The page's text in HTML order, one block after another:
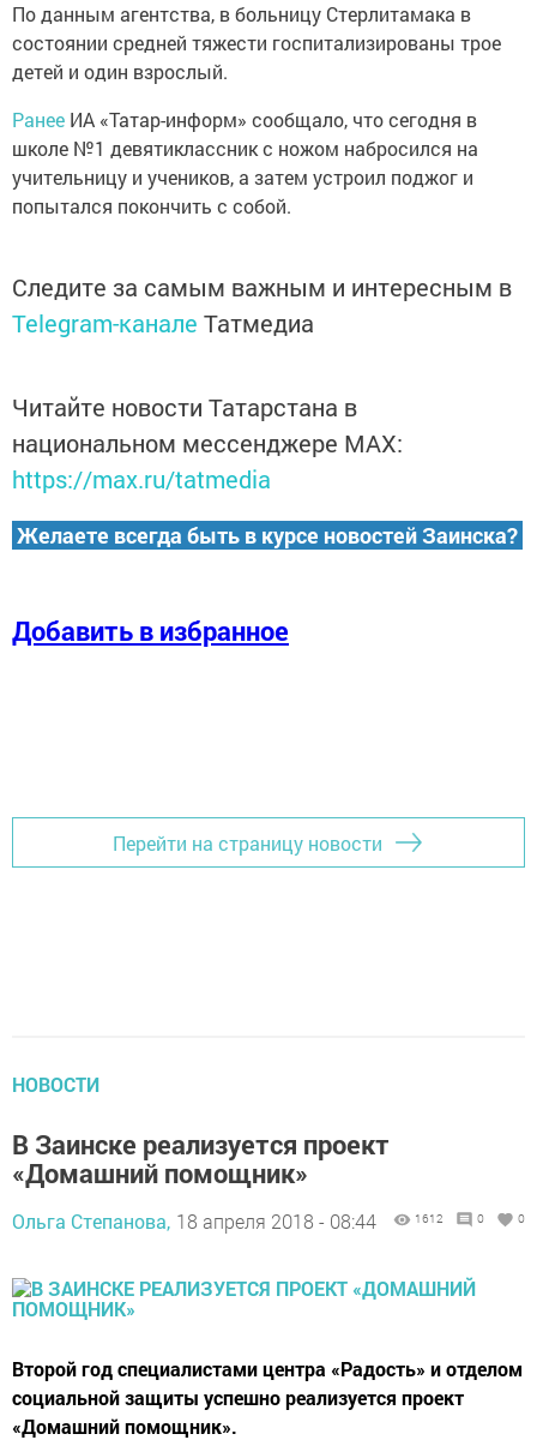
По данным агентства, в больницу Стерлитамака в
состоянии средней тяжести госпитализированы трое
детей и один взрослый.
Ранее ИА «Татар-информ» сообщало, что сегодня в
школе №1 девятиклассник с ножом набросился на
учительницу и учеников, а затем устроил поджог и
попытался покончить с собой.
Следите за самым важным и интересным в
Telegram-канале Татмедиа
Читайте новости Татарстана в
национальном мессенджере MАХ:
https://max.ru/tatmedia
Желаете всегда быть в курсе новостей Заинска?
Добавить в избранное
Перейти на страницу новости
НОВОСТИ
В Заинске реализуется проект
«Домашний помощник»
Ольга Степанова, 18 апреля 2018 - 08:44 1612 0 0
Второй год специалистами центра «Радость» и отделом
социальной защиты успешно реализуется проект
«Домашний помощник».